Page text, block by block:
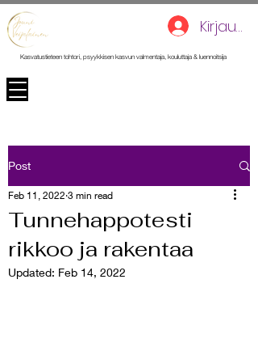
Kasvatustieteen tohtori, psyykkisen kasvun valmentaja, kouluttaja & luennoitsija
Kirjaudu
Post
Tunnehappotesti
rikkoo ja rakentaa
Feb 11, 2022 3 min read
Updated: Feb 14, 2022